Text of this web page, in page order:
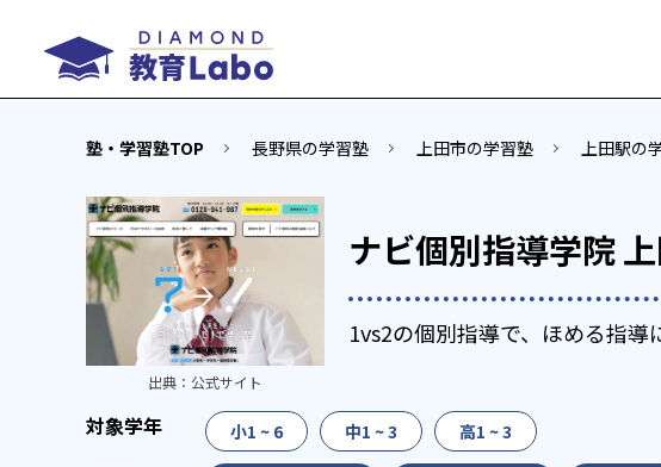
塾・学習塾TOP 長野県の学習塾 上田市の学習塾 上田駅の
ナビ個別指導学院
1vs2の個別指導で、ほめる指
出典： 公式サイト
小1 ~ 6 中1 ~ 3 高1 ~ 3